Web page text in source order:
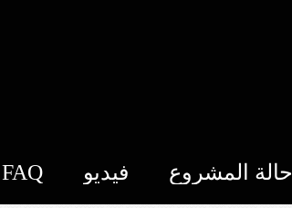
حالة المشروع فيديو FAQ